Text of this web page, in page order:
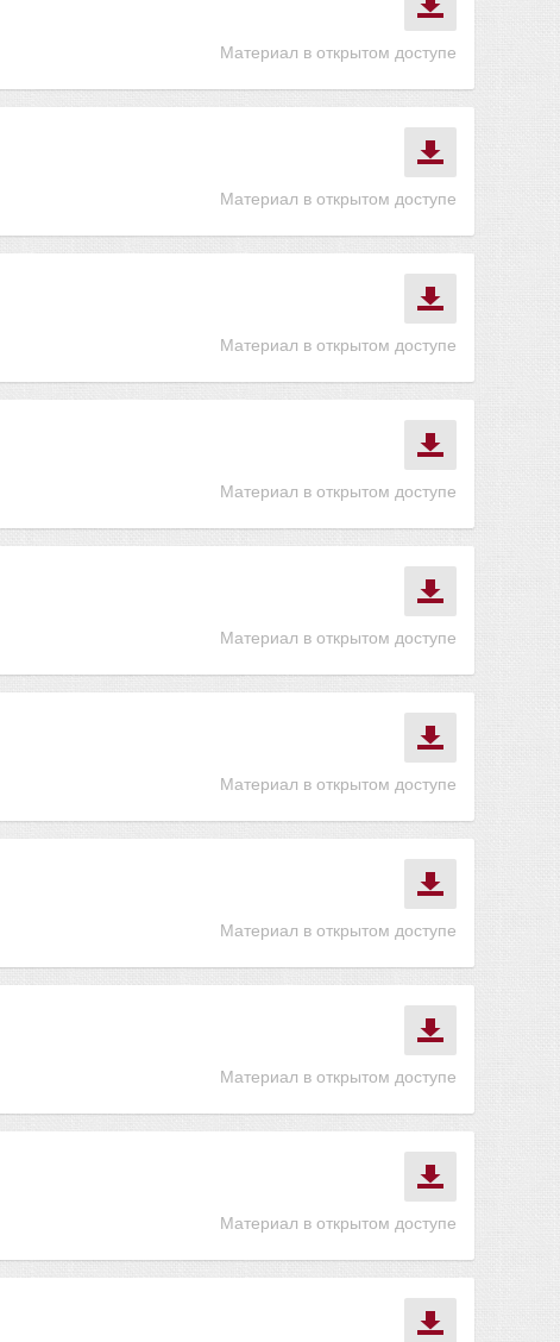
Материал в открытом доступе
Материал в открытом доступе
Материал в открытом доступе
Материал в открытом доступе
Материал в открытом доступе
Материал в открытом доступе
Материал в открытом доступе
Материал в открытом доступе
Материал в открытом доступе